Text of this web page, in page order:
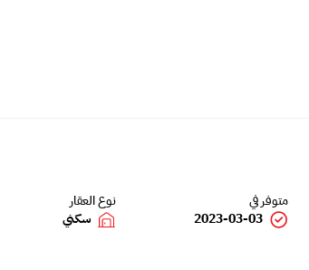
متوفر في
2023-03-03
نوع العقار
سكني